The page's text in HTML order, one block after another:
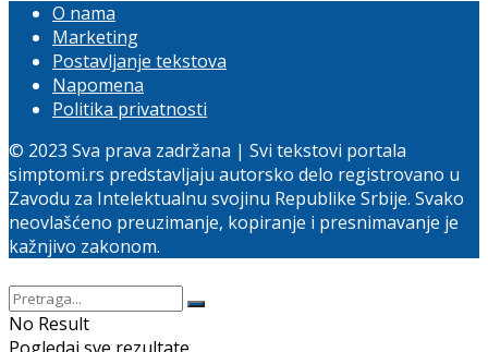
O nama
Marketing
Postavljanje tekstova
Napomena
Politika privatnosti
© 2023 Sva prava zadržana | Svi tekstovi portala
simptomi.rs predstavljaju autorsko delo registrovano u
Zavodu za Intelektualnu svojinu Republike Srbije. Svako
neovlašćeno preuzimanje, kopiranje i presnimavanje je
kažnjivo zakonom.
No Result